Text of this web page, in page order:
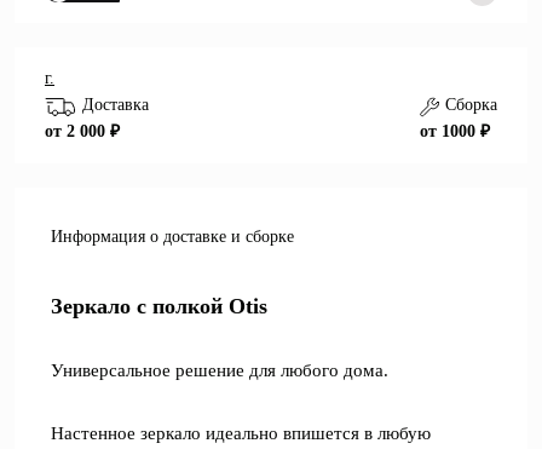
г.
Доставка
от 2 000 ₽
Сборка
от 1000 ₽
Информация о доставке и сборке
Зеркало с полкой Otis
Универсальное решение для любого дома.
Настенное зеркало идеально впишется в любую